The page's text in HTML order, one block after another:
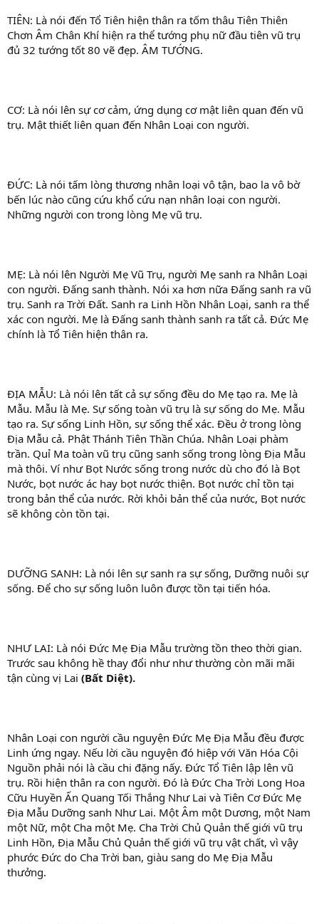
TIÊN: Là nói đến Tổ Tiên hiện thân ra tốm thâu Tiên Thiên
Chơn Âm Chân Khí hiện ra thể tướng phụ nữ đầu tiên vũ trụ
đủ 32 tướng tốt 80 vẽ đẹp. ÂM TƯỚNG.
CƠ: Là nói lên sự cơ cảm, ứng dụng cơ mật liên quan đến vũ
trụ. Mật thiết liên quan đến Nhân Loại con người.
ĐỨC: Là nói tấm lòng thương nhân loại vô tận, bao la vô bờ
bến lúc nào cũng cứu khổ cứu nạn nhân loại con người.
Những người con trong lòng Mẹ vũ trụ.
MẸ: Là nói lên Người Mẹ Vũ Trụ, người Mẹ sanh ra Nhân Loại
con người. Đấng sanh thành. Nói xa hơn nữa Đấng sanh ra vũ
trụ. Sanh ra Trời Đất. Sanh ra Linh Hồn Nhân Loại, sanh ra thể
xác con người. Mẹ là Đấng sanh thành sanh ra tất cả. Đức Mẹ
chính là Tổ Tiên hiện thân ra.
ĐỊA MẪU: Là nói lên tất cả sự sống đều do Mẹ tạo ra. Mẹ là
Mẫu. Mẫu là Mẹ. Sự sống toàn vũ trụ là sự sống do Mẹ. Mẫu
tạo ra. Sự sống Linh Hồn, sự sống thể xác. Đều ở trong lòng
Địa Mẫu cả. Phật Thánh Tiên Thần Chúa. Nhân Loại phàm
trần. Quỉ Ma toàn vũ trụ cũng sanh sống trong lòng Địa Mẫu
mà thôi. Ví như Bọt Nước sống trong nước dù cho đó là Bọt
Nước, bọt nước ác hay bọt nước thiện. Bọt nước chỉ tồn tại
trong bản thể của nước. Rời khỏi bản thể của nước, Bọt nước
sẽ không còn tồn tại.
DƯỠNG SANH: Là nói lên sự sanh ra sự sống, Dưỡng nuôi sự
sống. Để cho sự sống luôn luôn được tồn tại tiến hóa.
NHƯ LAI: Là nói Đức Mẹ Địa Mẫu trường tồn theo thời gian.
Trước sau không hề thay đổi như như thường còn mãi mãi
tận cùng vị Lai (Bất Diệt).
Nhân Loại con người cầu nguyện Đức Mẹ Địa Mẫu đều được
Linh ứng ngay. Nếu lời cầu nguyện đó hiệp với Văn Hóa Cội
Nguồn phải nói là cầu chi đặng nấy. Đức Tổ Tiên lập lên vũ
trụ. Rồi hiện thân ra con người. Đó là Đức Cha Trời Long Hoa
Cữu Huyền Ấn Quang Tối Thắng Như Lai và Tiên Cơ Đức Mẹ
Địa Mẫu Dưỡng sanh Như Lai. Một Âm một Dương, một Nam
một Nữ, một Cha một Mẹ. Cha Trời Chủ Quản thế giới vũ trụ
Linh Hồn, Địa Mẫu Chủ Quản thế giới vũ trụ vật chất, vì vậy
phước Đức do Cha Trời ban, giàu sang do Mẹ Địa Mẫu
thưởng.